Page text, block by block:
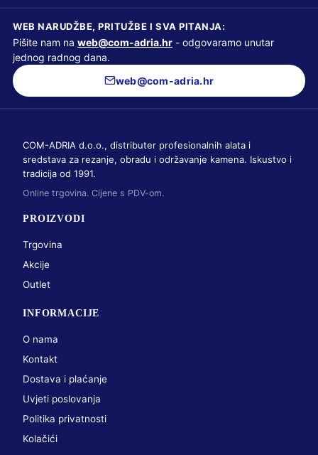
WEB NARUDŽBE, PRITUŽBE I SVA PITANJA:
Pišite nam na web@com-adria.hr - odgovaramo unutar
jednog radnog dana.
web@com-adria.hr
COM-ADRIA d.o.o., distributer profesionalnih alata i
sredstava za rezanje, obradu i održavanje kamena. Iskustvo i
tradicija od 1991.
Online trgovina. Cijene s PDV-om.
PROIZVODI
Trgovina
Akcije
Outlet
INFORMACIJE
O nama
Kontakt
Dostava i plaćanje
Uvjeti poslovanja
Politika privatnosti
Kolačići